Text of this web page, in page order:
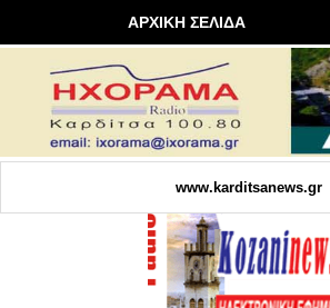
ΑΡΧΙΚΗ ΣΕΛΙΔΑ
www.karditsanews.gr